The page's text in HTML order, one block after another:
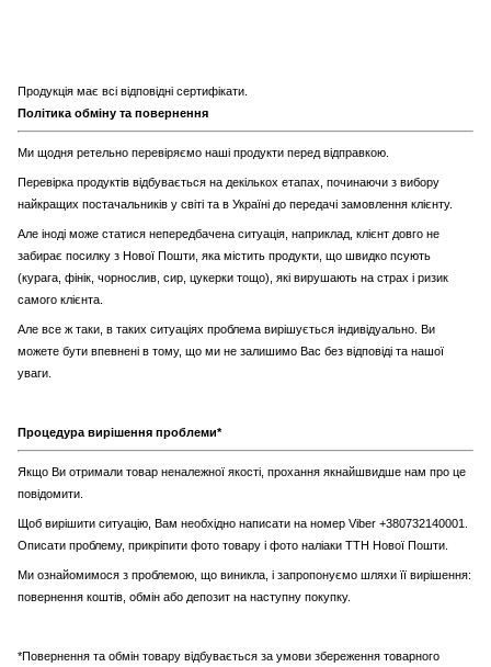
Продукція має всі відповідні сертифікати.
Політика обміну та повернення
Ми щодня ретельно перевіряємо наші продукти перед відправкою.
Перевірка продуктів відбувається на декількох етапах, починаючи з вибору
найкращих постачальників у світі та в Україні до передачі замовлення клієнту.
Але іноді може статися непередбачена ситуація, наприклад, клієнт довго не
забирає посилку з Нової Пошти, яка містить продукти, що швидко псують
(курага, фінік, чорнослив, сир, цукерки тощо), які вирушають на страх і ризик
самого клієнта.
Але все ж таки, в таких ситуаціях проблема вирішується індивідуально. Ви
можете бути впевнені в тому, що ми не залишимо Вас без відповіді та нашої
уваги.
Процедура вирішення проблеми*
Якщо Ви отримали товар неналежної якості, прохання якнайшвидше нам про це
повідомити.
Щоб вирішити ситуацію, Вам необхідно написати на номер Viber +380732140001.
Описати проблему, прикріпити фото товару і фото наліаки ТТН Нової Пошти.
Ми ознайомимося з проблемою, що виникла, і запропонуємо шляхи її вирішення:
повернення коштів, обмін або депозит на наступну покупку.
*Повернення та обмін товару відбувається за умови збереження товарного